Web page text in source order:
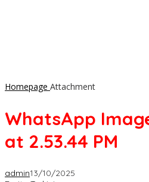
Homepage Attachment
WhatsApp
at 2.53.44 PM
admin13/10/2025